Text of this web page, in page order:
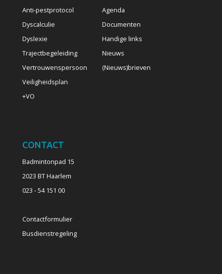
Anti-pestprotocol
Dyscalculie
Dyslexie
Trajectbegeleiding
Vertrouwenspersoon
Veiligheidsplan
+VO
Agenda
Documenten
Handige links
Nieuws
(Nieuws)brieven
CONTACT
Badmintonpad 15
2023 BT Haarlem
023 - 54 151 00
Contactformulier
Busdienstregeling